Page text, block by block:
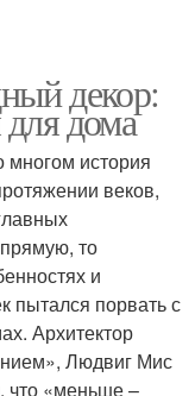
декор:
дома
многом история
веков,
то
и
пытался порвать с
Архитектор
Людвиг Мис
что «меньше –